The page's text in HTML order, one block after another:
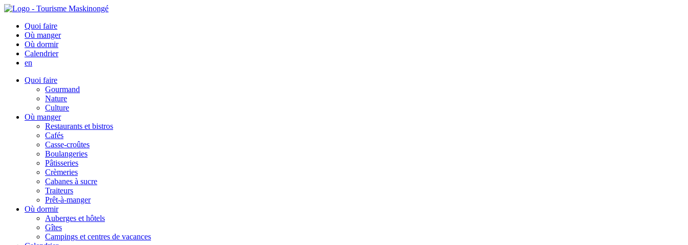
Quoi faire
Où manger
Où dormir
Calendrier
en
Quoi faire
Gourmand
Nature
Culture
Où manger
Restaurants et bistros
Cafés
Casse-croûtes
Boulangeries
Pâtisseries
Crèmeries
Cabanes à sucre
Traiteurs
Prêt-à-manger
Où dormir
Auberges et hôtels
Gîtes
Campings et centres de vacances